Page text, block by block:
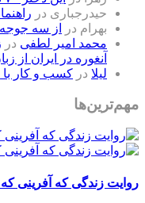
حیدرجباری در
بهرام در
از سه
محمد امیر لطفی در
آنغوره در ایران از
لیلا در کسب و کار با
مهم‌ترین‌ها
روایت زندگی که آفرینی